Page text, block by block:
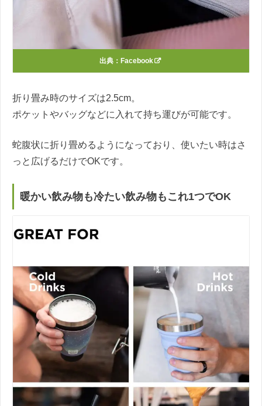
出典： Facebook
折り畳み時のサイズは2.5cm。
ポケットやバッグなどに入れて持ち運びが可能です。
蛇腹状に折り畳めるようになっており、使いたい時はさ
っと広げるだけでOKです。
暖かい飲み物も冷たい飲み物もこれ1つでOK